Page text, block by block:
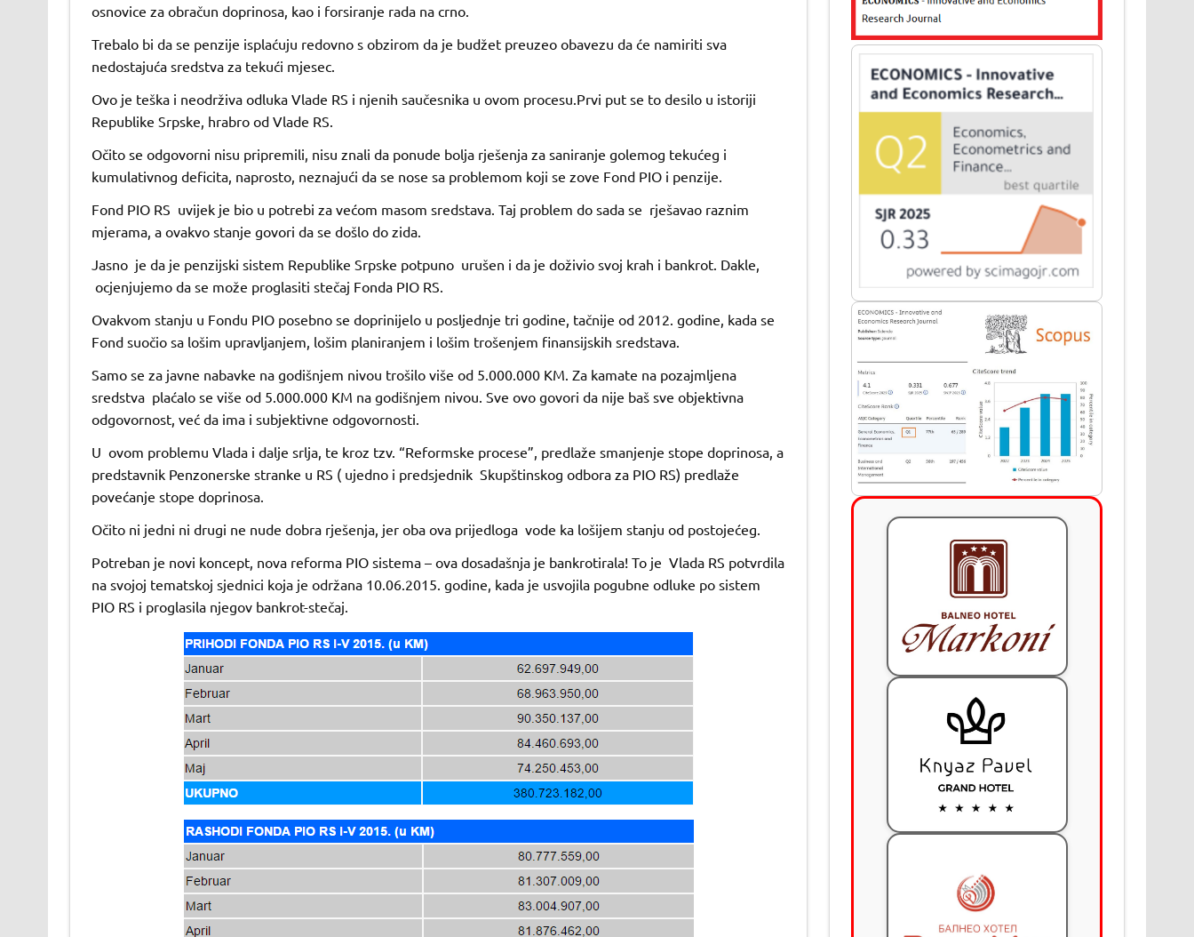
osnovice za obračun doprinosa, kao i forsiranje rada na crno.
Trebalo bi da se penzije isplaćuju redovno s obzirom da je budžet preuzeo obavezu da će namiriti sva
nedostajuća sredstva za tekući mjesec.
Ovo je teška i neodrživa odluka Vlade RS i njenih saučesnika u ovom procesu.Prvi put se to desilo u istoriji
Republike Srpske, hrabro od Vlade RS.
Očito se odgovorni nisu pripremili, nisu znali da ponude bolja rješenja za saniranje golemog tekućeg i
kumulativnog deficita, naprosto, neznajući da se nose sa problemom koji se zove Fond PIO i penzije.
Fond PIO RS uvijek je bio u potrebi za većom masom sredstava. Taj problem do sada se rješavao raznim
mjerama, a ovakvo stanje govori da se došlo do zida.
Jasno je da je penzijski sistem Republike Srpske potpuno urušen i da je doživio svoj krah i bankrot. Dakle,
ocjenjujemo da se može proglasiti stečaj Fonda PIO RS.
Ovakvom stanju u Fondu PIO posebno se doprinijelo u posljednje tri godine, tačnije od 2012. godine, kada se
Fond suočio sa lošim upravljanjem, lošim planiranjem i lošim trošenjem finansijskih sredstava.
Samo se za javne nabavke na godišnjem nivou trošilo više od 5.000.000 KM. Za kamate na pozajmljena
sredstva plaćalo se više od 5.000.000 KM na godišnjem nivou. Sve ovo govori da nije baš sve objektivna
odgovornost, već da ima i subjektivne odgovornosti.
U ovom problemu Vlada i dalje srlja, te kroz tzv. “Reformske procese”, predlaže smanjenje stope doprinosa, a
predstavnik Penzonerske stranke u RS ( ujedno i predsjednik Skupštinskog odbora za PIO RS) predlaže
povećanje stope doprinosa.
Očito ni jedni ni drugi ne nude dobra rješenja, jer oba ova prijedloga vode ka lošijem stanju od postojećeg.
Potreban je novi koncept, nova reforma PIO sistema – ova dosadašnja je bankrotirala! To je Vlada RS potvrdila
na svojoj tematskoj sjednici koja je održana 10.06.2015. godine, kada je usvojila pogubne odluke po sistem
PIO RS i proglasila njegov bankrot-stečaj.